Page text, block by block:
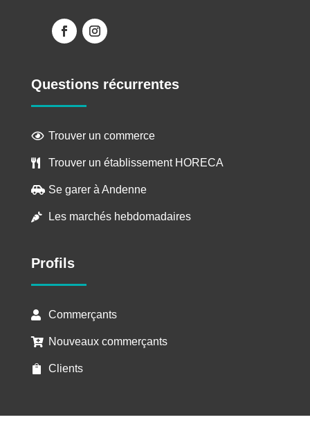
Questions récurrentes
 Trouver un commerce
 Trouver un établissement HORECA
 Se garer à Andenne
 Les marchés hebdomadaires
Profils
 Commerçants
 Nouveaux commerçants
 Clients